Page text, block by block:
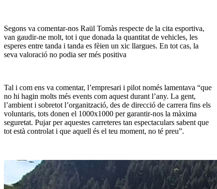
Segons va comentar-nos Raül Tomàs respecte de la cita esportiva,
van gaudir-ne molt, tot i que donada la quantitat de vehicles, les
esperes entre tanda i tanda es fèien un xic llargues. En tot cas, la
seva valoració no podia ser més positiva
Tal i com ens va comentar, l’empresari i pilot només lamentava “que
no hi hagin molts més events com aquest durant l’any. La gent,
l’ambient i sobretot l’organització, des de direcció de carrera fins els
voluntaris, tots donen el 1000x1000 per garantir-nos la màxima
seguretat. Pujar per aquestes carreteres tan espectaculars sabent que
tot està controlat i que aquell és el teu moment, no té preu”.